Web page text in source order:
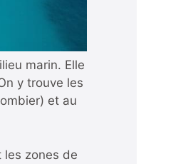
marin. Elle
y trouve les
et au
les zones de